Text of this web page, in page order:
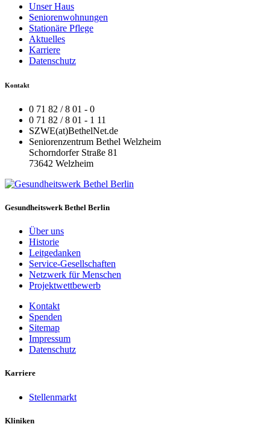
Unser Haus
Seniorenwohnungen
Stationäre Pflege
Aktuelles
Karriere
Datenschutz
Kontakt
0 71 82 / 8 01 - 0
0 71 82 / 8 01 - 1 11
SZWE(at)BethelNet.de
Seniorenzentrum Bethel Welzheim
Schorndorfer Straße 81
73642 Welzheim
Gesundheitswerk Bethel Berlin
Über uns
Historie
Leitgedanken
Service-Gesellschaften
Netzwerk für Menschen
Projektwettbewerb
Kontakt
Spenden
Sitemap
Impressum
Datenschutz
Karriere
Stellenmarkt
Kliniken